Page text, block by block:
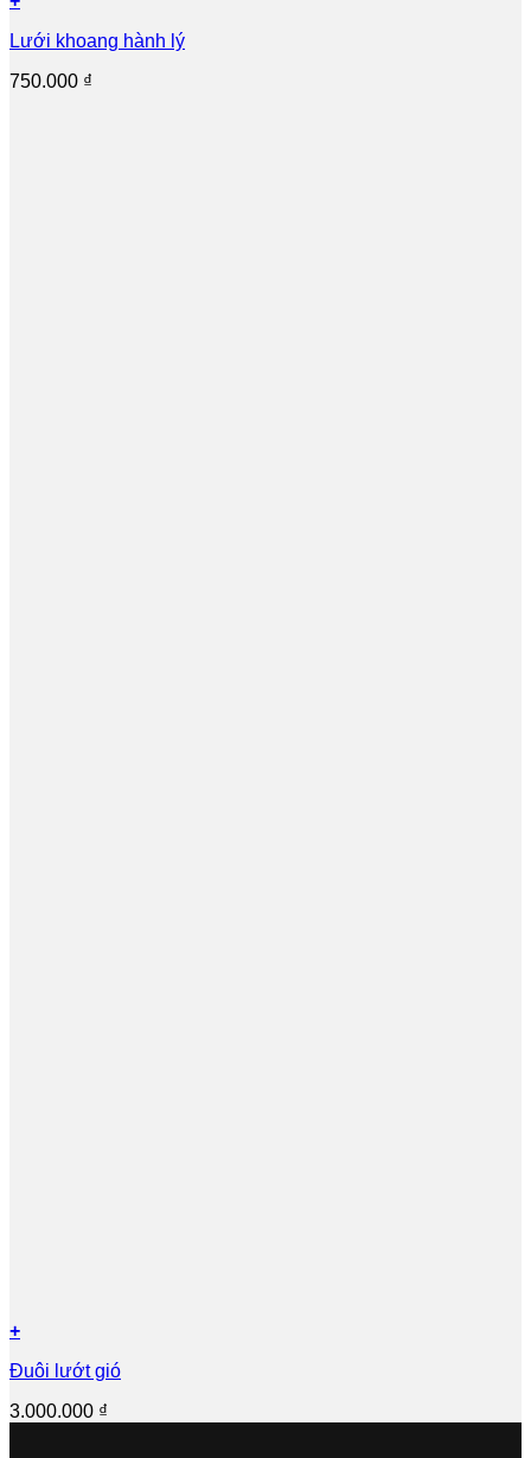
Lưới khoang hành lý
750.000 ₫
+
Đuôi lướt gió
3.000.000 ₫